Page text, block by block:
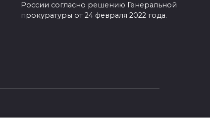
России согласно решению Генеральной
прокуратуры от 24 февраля 2022 года.